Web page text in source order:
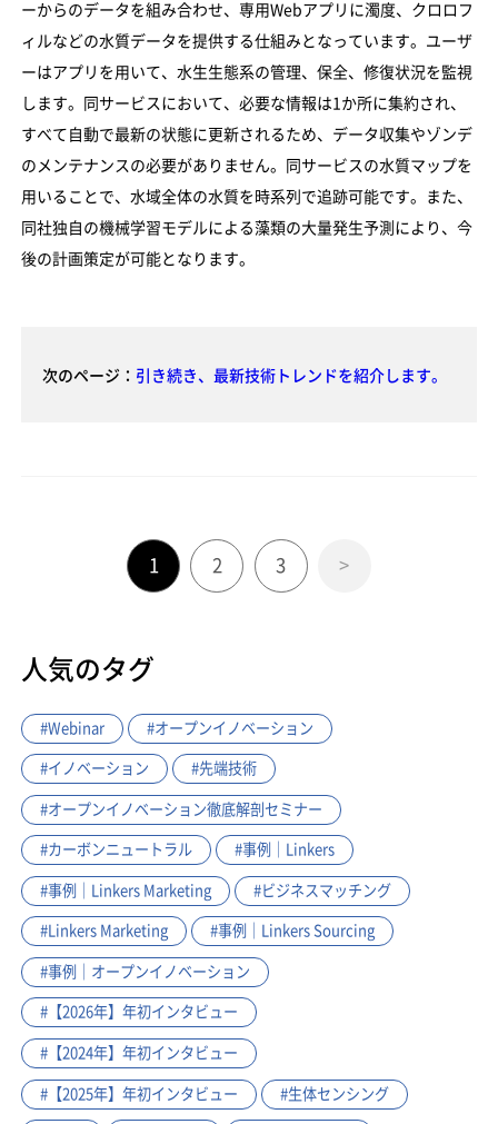
ーからのデータを組み合わせ、専用Webアプリに濁度、クロロフ
ィルなどの水質データを提供する仕組みとなっています。ユーザ
ーはアプリを用いて、水生生態系の管理、保全、修復状況を監視
します。同サービスにおいて、必要な情報は1か所に集約され、
すべて自動で最新の状態に更新されるため、データ収集やゾンデ
のメンテナンスの必要がありません。同サービスの水質マップを
用いることで、水域全体の水質を時系列で追跡可能です。また、
同社独自の機械学習モデルによる藻類の大量発生予測により、今
後の計画策定が可能となります。
次のページ： 引き続き、最新技術トレンドを紹介します。
1 2 3 >
人気のタグ
#Webinar #オープンイノベーション
#イノベーション #先端技術
#オープンイノベーション徹底解剖セミナー
#カーボンニュートラル #事例｜Linkers
#事例｜Linkers Marketing #ビジネスマッチング
#Linkers Marketing #事例｜Linkers Sourcing
#事例｜オープンイノベーション
#【2026年】年初インタビュー
#【2024年】年初インタビュー
#【2025年】年初インタビュー #生体センシング